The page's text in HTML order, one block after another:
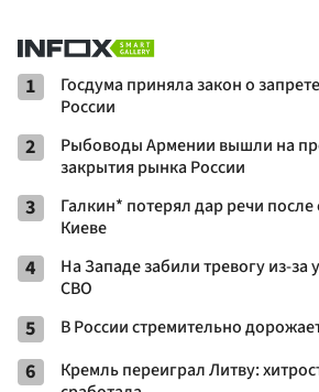
1
Госдума приняла закон о
России
2
Рыбоводы Армении вышли на
закрытия рынка России
3
Галкин* потерял дар речи после
Киеве
4
На Западе забили тревогу из-за
СВО
5 В России стремительно
6
Кремль переиграл Литву: